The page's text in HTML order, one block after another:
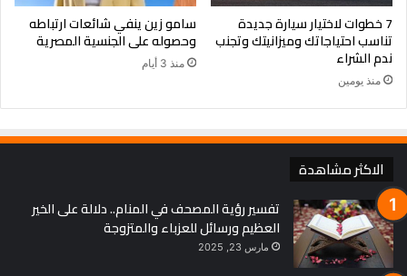
7 خطوات لاختيار سيارة جديدة
تناسب احتياجاتك وميزانيتك وتجنب
ندم الشراء
منذ يومين
سامو زين ينفي شائعات ارتباطه
وحصوله على الجنسية المصرية
منذ 3 أيام
الاكثر مشاهدة
تفسير رؤية المصحف في المنام.. دلالة على الخير
العظيم ورسائل للعزباء والمتزوجة
مارس 23, 2025